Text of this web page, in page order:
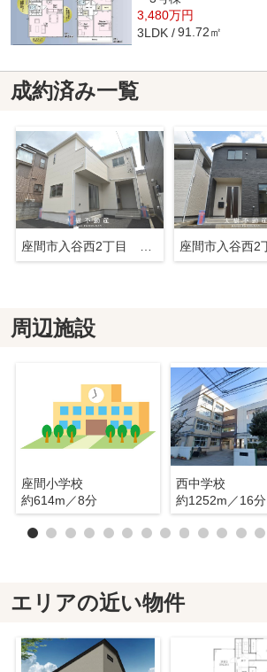
3,480万円
3LDK 91.72㎡
成約済み一覧
座間市入谷西2丁目 新築戸建て 全4棟【仲介手数料無料】
周辺施設
座間小学校
約614m／8分
西中学校
約1252m／16分
エリアの近い物件